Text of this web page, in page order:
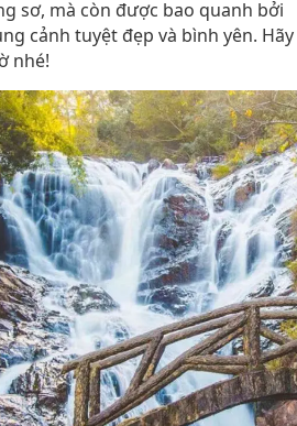
sơ, mà còn được bao quanh bởi
cảnh tuyệt đẹp và bình yên. Hãy
nhé!